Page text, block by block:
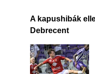
A kapushibák
Debrecent